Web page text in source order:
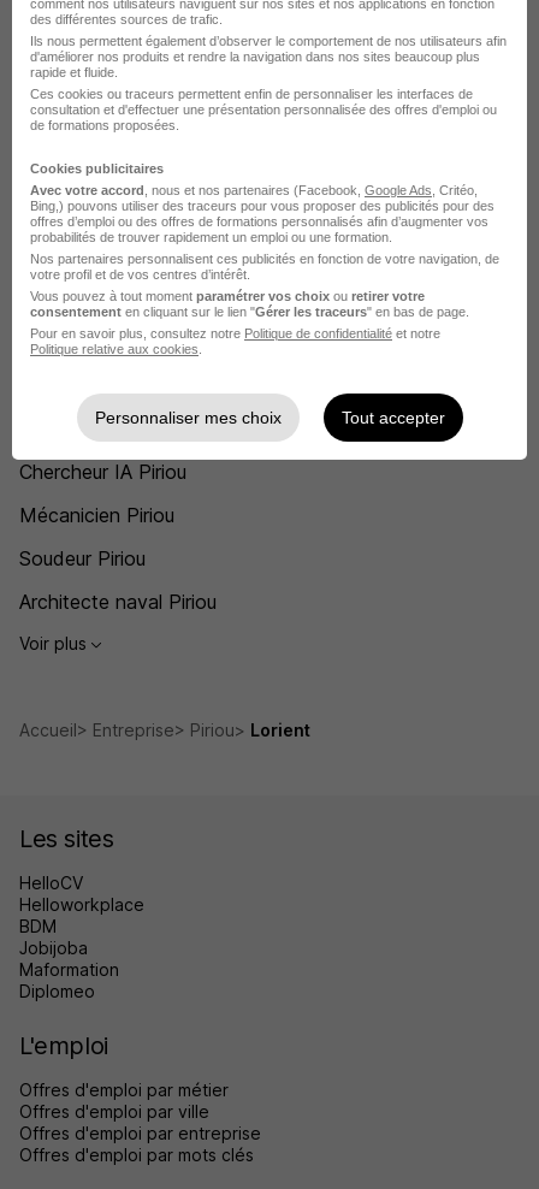
L'emploi chez Piriou par Ville
Piriou Concarneau
Piriou Brest
Piriou Le Port
Voir toutes les offres par ville chez Piriou
Postuler chez Piriou par Métier
Chef d'atelier chaudronnerie Piriou
Chercheur IA Piriou
Mécanicien Piriou
Soudeur Piriou
Architecte naval Piriou
Voir plus
Accueil Entreprise Piriou Lorient
Les sites
HelloCV
Helloworkplace
BDM
Jobijoba
Maformation
Diplomeo
L'emploi
Offres d'emploi par métier
Offres d'emploi par ville
Offres d'emploi par entreprise
Offres d'emploi par mots clés
comment nos utilisateurs naviguent sur nos sites et nos applications en fonction
des différentes sources de trafic.
Ils nous permettent également d’observer le comportement de nos utilisateurs afin
d'améliorer nos produits et rendre la navigation dans nos sites beaucoup plus
rapide et fluide.
Ces cookies ou traceurs permettent enfin de personnaliser les interfaces de
consultation et d'effectuer une présentation personnalisée des offres d'emploi ou
de formations proposées.
Cookies publicitaires
Avec votre accord , nous et nos partenaires (Facebook, Google Ads , Critéo,
Bing,) pouvons utiliser des traceurs pour vous proposer des publicités pour des
offres d’emploi ou des offres de formations personnalisés afin d’augmenter vos
probabilités de trouver rapidement un emploi ou une formation.
Nos partenaires personnalisent ces publicités en fonction de votre navigation, de
votre profil et de vos centres d’intérêt.
Vous pouvez à tout moment paramétrer vos choix ou retirer votre
consentement en cliquant sur le lien "Gérer les traceurs" en bas de page.
Pour en savoir plus, consultez notre Politique de confidentialité et notre
Politique relative aux cookies
Personnaliser mes choix Tout accepter